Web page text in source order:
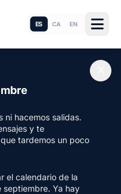
ES CA EN
ni hacemos salidas.
y te
tardemos un poco
el calendario de la
Ya hay